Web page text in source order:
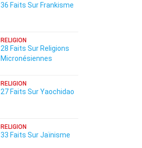
36 Faits Sur Frankisme
RELIGION
28 Faits Sur Religions
Micronésiennes
RELIGION
27 Faits Sur Yaochidao
RELIGION
33 Faits Sur Jaïnisme